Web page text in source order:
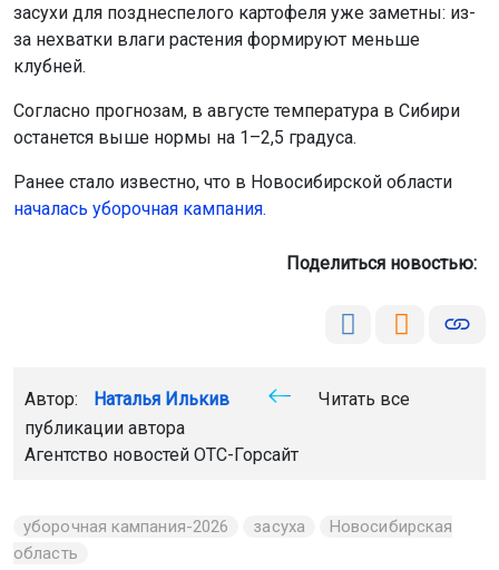
засухи для позднеспелого картофеля уже заметны: из-
за нехватки влаги растения формируют меньше
клубней.
Согласно прогнозам, в августе температура в Сибири
останется выше нормы на 1–2,5 градуса.
Ранее стало известно, что в Новосибирской области
началась уборочная кампания.
Поделиться новостью:
Автор: Наталья Илькив
Читать все
публикации автора
Агентство новостей ОТС-Горсайт
уборочная кампания-2026 засуха
Новосибирская
область